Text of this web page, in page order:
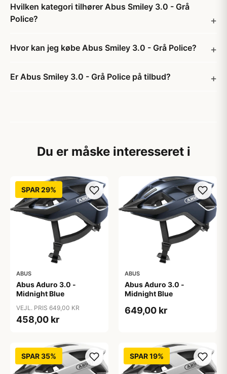
Hvilken kategori tilhører Abus Smiley 3.0 - Grå
Police?
Hvor kan jeg købe Abus Smiley 3.0 - Grå Police?
Er Abus Smiley 3.0 - Grå Police på tilbud?
Du er måske interesseret i
SPAR 29%
ABUS
Abus Aduro 3.0 -
Midnight Blue
VEJL. PRIS 649,00 KR
458,00 kr
ABUS
Abus Aduro 3.0 -
Midnight Blue
649,00 kr
SPAR 35% SPAR 19%